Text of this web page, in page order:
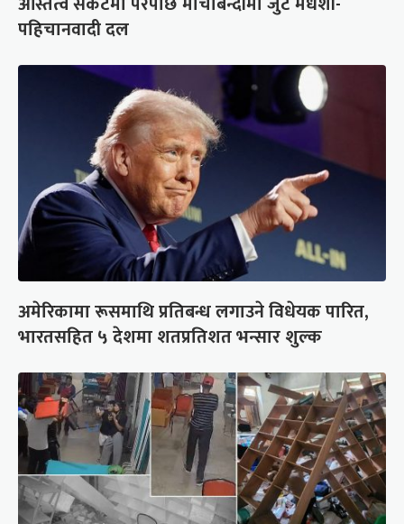
पहिचानवादी दल
अमेरिकामा रूसमाथि प्रतिबन्ध लगाउने विधेयक पारित,
भारतसहित ५ देशमा शतप्रतिशत भन्सार शुल्क